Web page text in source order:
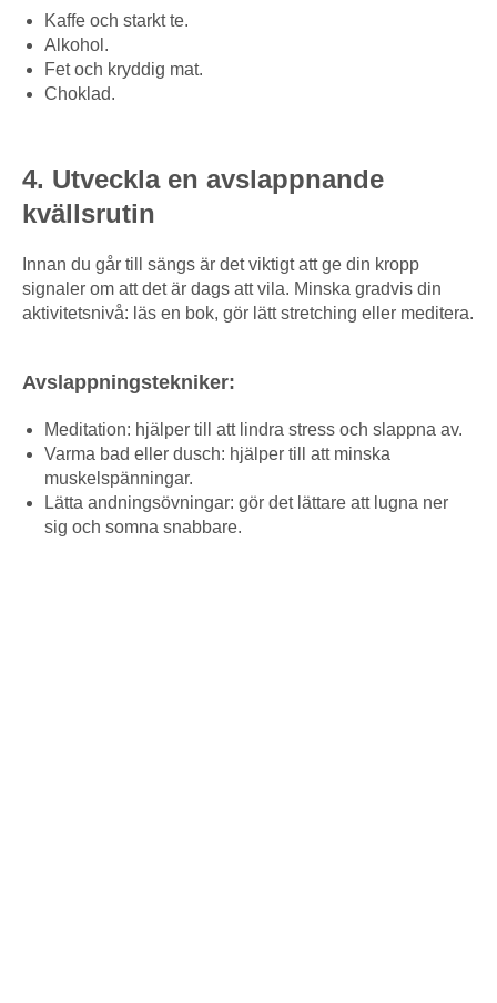
Kaffe och starkt te.
Alkohol.
Fet och kryddig mat.
Choklad.
4. Utveckla en avslappnande
kvällsrutin
Innan du går till sängs är det viktigt att ge din kropp
signaler om att det är dags att vila. Minska gradvis din
aktivitetsnivå: läs en bok, gör lätt stretching eller meditera.
Avslappningstekniker:
Meditation: hjälper till att lindra stress och slappna av.
Varma bad eller dusch: hjälper till att minska
muskelspänningar.
Lätta andningsövningar: gör det lättare att lugna ner
sig och somna snabbare.